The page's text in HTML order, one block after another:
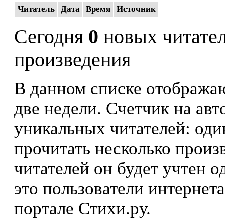
Читатель Дата Время Источник
Сегодня 0 новых
произведения
В данном списке
две недели. Счетчик на
уникальных читателей:
прочитать несколько
читателей он будет учтен
это пользователи
портале Стихи.ру.